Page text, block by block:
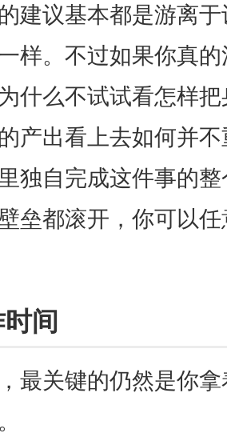
建议基本都是游离
样。不过如果你真
什么不试试看怎样
产出看上去如何并
独自完成这件事的
垒都滚开，你可以
间
最关键的仍然是你